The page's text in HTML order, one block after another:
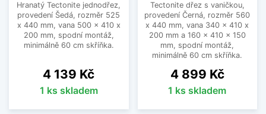
Hranatý Tectonite jednodřez,
provedení Šedá, rozměr 525
x 440 mm, vana 500 x 410 x
200 mm, spodní montáž,
minimálně 60 cm skříňka.
Cena
4 139 Kč
1 ks skladem
Tectonite dřez s vaničkou,
provedení Černá, rozměr 560
x 440 mm, vana 340 x 410 x
200 mm a 160 x 410 x 150
mm, spodní montáž,
minimálně 60 cm skříňka.
Cena
4 899 Kč
1 ks skladem